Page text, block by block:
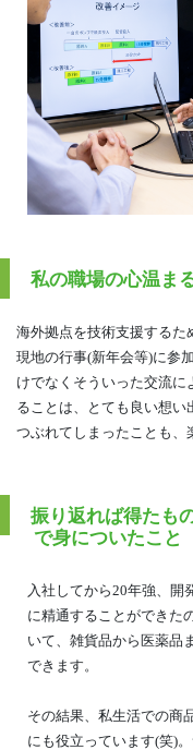
私の職場の心温ま
海外拠点を技術支援するた
現地の行事(新年会等)に参
けでなくそういった交流に
ることは、とても良い想い
つぶれてしまったことも、
振り返れば得たも
で身についたこと
入社してから20年強、開
に精通することができた
いて、雑貨品から医薬品
できます。
その結果、私生活での商
にも役立っています(笑)